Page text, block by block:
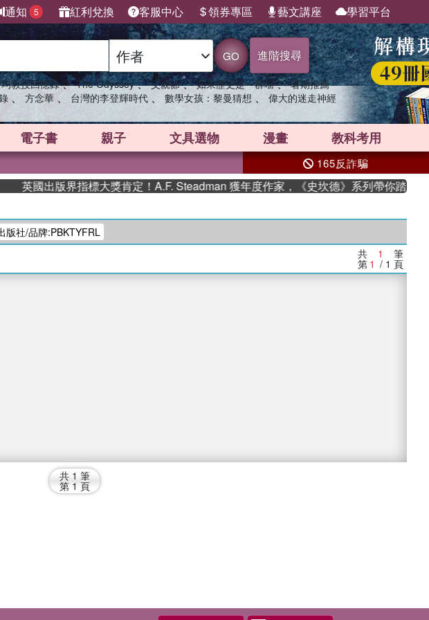
通知 5 紅利兌換 客服中心 領券專區 藝文講座 學習平台
GO 進階搜尋
教授回憶錄 、 The Odyssey 、 父親節 、 如果歷史是一群喵 、 暑期推薦
、 方念華 、 台灣的李登輝時代 、 數學女孩：黎曼猜想 、 偉大的迷走神經
電子書 親子 文具選物 漫畫 教科考用
165反詐騙
英國出版界指標大獎肯定！A.F. Steadman 獲年度作家，《史坎德》系列帶你踏上熱血
版社/品牌:PBKTYFRL
共 1 筆
第 1 / 1 頁
共 1 筆
第 1 頁